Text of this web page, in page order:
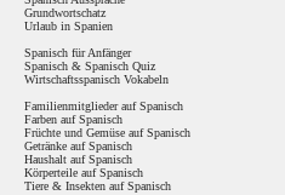
Grundwortschatz
Urlaub in Spanien
Spanisch für Anfänger
Spanisch & Spanisch Quiz
Wirtschaftsspanisch Vokabeln
Familienmitglieder auf Spanisch
Farben auf Spanisch
Früchte und Gemüse auf Spanisch
Getränke auf Spanisch
Haushalt auf Spanisch
Körperteile auf Spanisch
Tiere & Insekten auf Spanisch